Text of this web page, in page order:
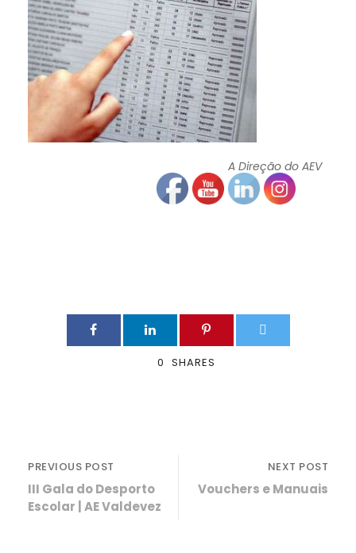
A Direção do AEV
0 SHARES
PREVIOUS POST
III Gala do Desporto
Escolar | AE Valdevez
NEXT POST
Vouchers e Manuais